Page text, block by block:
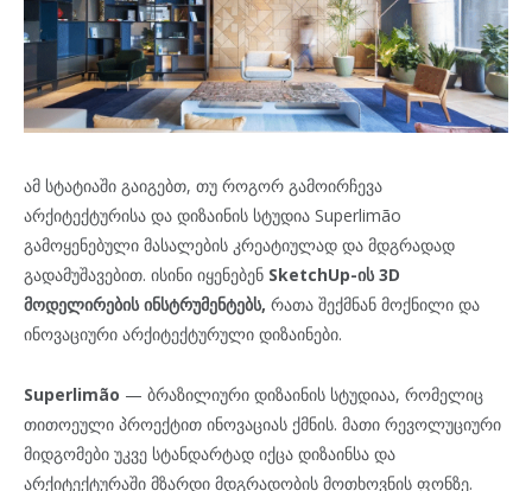
ამ სტატიაში გაიგებთ, თუ როგორ გამოირჩევა
არქიტექტურისა და დიზაინის სტუდია Superlimão
გამოყენებული მასალების კრეატიულად და მდგრადად
გადამუშავებით. ისინი იყენებენ SketchUp-ის 3D
მოდელირების ინსტრუმენტებს, რათა შექმნან მოქნილი და
ინოვაციური არქიტექტურული დიზაინები.
Superlimão — ბრაზილიური დიზაინის სტუდიაა, რომელიც
თითოეული პროექტით ინოვაციას ქმნის. მათი რევოლუციური
მიდგომები უკვე სტანდარტად იქცა დიზაინსა და
არქიტექტურაში მზარდი მდგრადობის მოთხოვნის ფონზე.